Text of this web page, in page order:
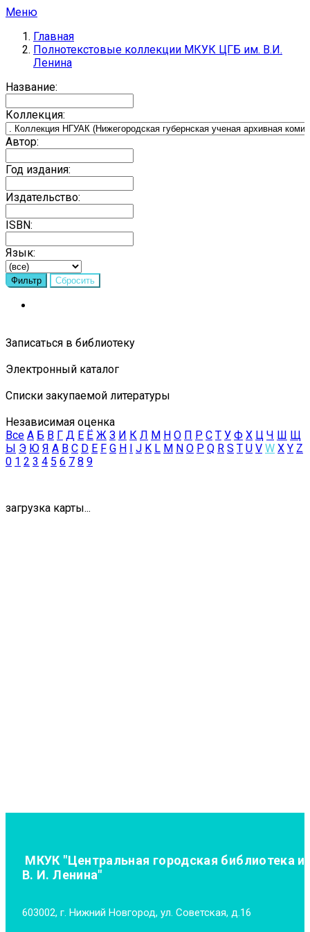
Меню
Главная
Полнотекстовые коллекции МКУК ЦГБ им. В.И.
Ленина
Название:
Коллекция:
Автор:
Год издания:
Издательство:
ISBN:
Язык:
Записаться в библиотеку
Электронный каталог
Списки закупаемой литературы
Независимая оценка
Все А Б В Г Д Е Ё Ж З И К Л М Н О П Р С Т У Ф Х Ц Ч Ш Щ
Ы Э Ю Я A B C D E F G H I J K L M N O P Q R S T U V W X Y Z
0 1 2 3 4 5 6 7 8 9
загрузка карты...
МКУК "Центральная городская библиотека
В. И. Ленина"
603002, г. Нижний Новгород, ул. Советская, д.16